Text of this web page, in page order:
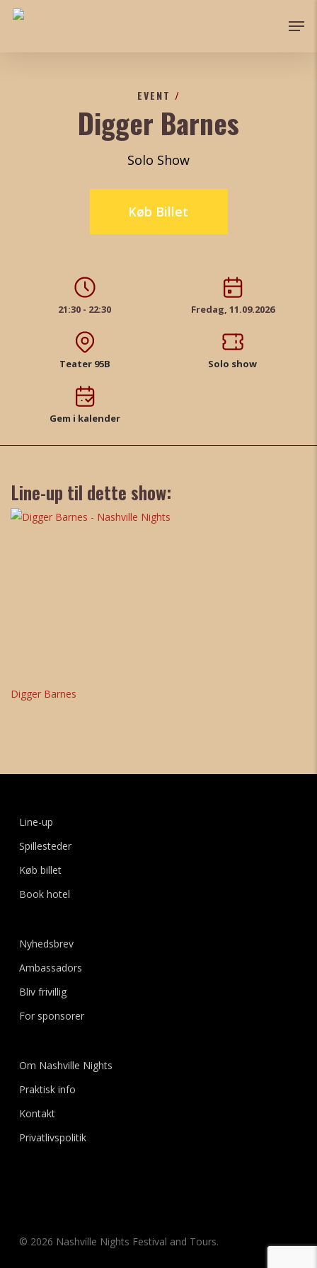
Skip
EVENT /
Digger Barnes
Solo Show
Køb Billet
21:30 - 22:30 Fredag, 11.09.2026
Teater 95B Solo show
Gem i kalender
Line-up til dette show:
Digger Barnes
Line-up
Spillesteder
Køb billet
Book hotel
Nyhedsbrev
Ambassadors
Bliv frivillig
For sponsorer
Om Nashville Nights
Praktisk info
Kontakt
Privatlivspolitik
© 2026 Nashville Nights Festival and Tours.